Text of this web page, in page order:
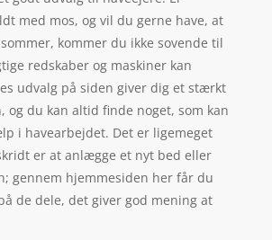
med mos, og vil du gerne have, at
kommer du ikke sovende til
redskaber og maskiner kan
udvalg på siden giver dig et stærkt
og du kan altid finde noget, som kan
i havearbejdet. Det er ligemeget
er at anlægge et nyt bed eller
gennem hjemmesiden her får du
de dele, det giver god mening at